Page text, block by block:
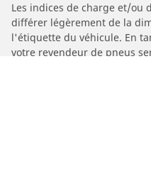
Les indices de charge et/ou
différer légèrement de la
l'étiquette du véhicule. En
votre revendeur de pneus